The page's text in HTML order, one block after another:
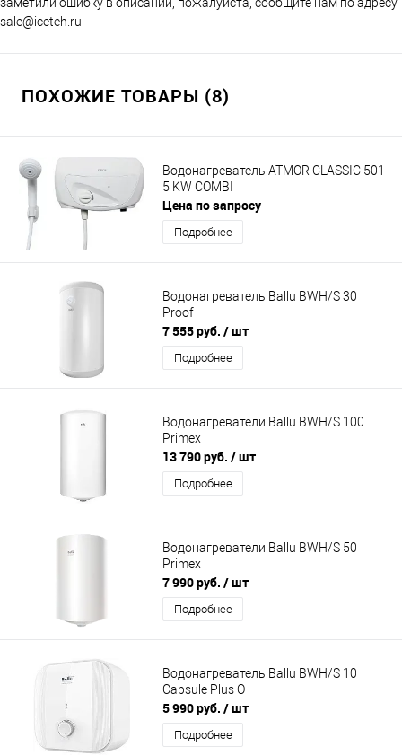
sale@iceteh.ru
ПОХОЖИЕ ТОВАРЫ (8)
Водонагреватель ATMOR CLASSIC 501
5 KW COMBI
Цена по запросу
Подробнее
Водонагреватель Ballu BWH/S 30
Proof
7 555 руб. / шт
Подробнее
Водонагреватели Ballu BWH/S 100
Primex
13 790 руб. / шт
Подробнее
Водонагреватели Ballu BWH/S 50
Primex
7 990 руб. / шт
Подробнее
Водонагреватель Ballu BWH/S 10
Capsule Plus O
5 990 руб. / шт
Подробнее